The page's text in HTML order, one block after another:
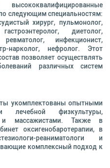
следующим специальностям:
хирург, пульмонолог,
диетолог,
инфекционист,
нарколог, нефролог. Этот
позволяет осуществлять
различных систем
укомплектованы опытными
лечебной физкультуры,
и массажистами. Также в
оксигенобаротерапии, в
реаниматологи и
комплексный подход к